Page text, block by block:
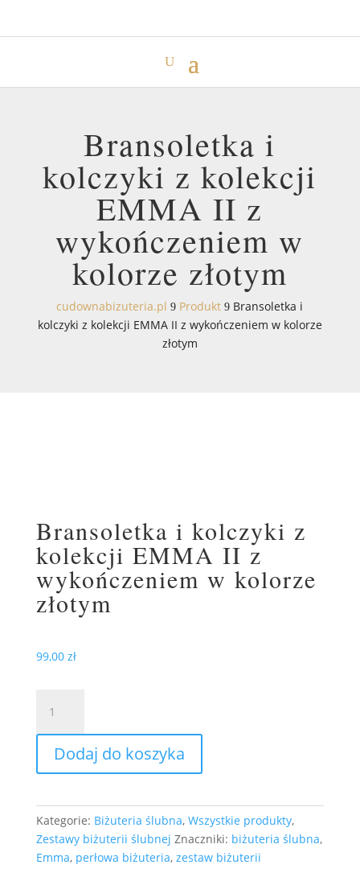
Bransoletka i
kolczyki z kolekcji
EMMA II z
wykończeniem w
kolorze złotym
cudownabizuteria.pl 9 Produkt 9 Bransoletka i
kolczyki z kolekcji EMMA II z wykończeniem w kolorze
złotym
Bransoletka i kolczyki z
kolekcji EMMA II z
wykończeniem w kolorze
złotym
99,00 zł
Bransoletka
i
kolczyki
z
EMMA
II
z
wykończeniem
Dodaj do koszyka
Kategorie: Biżuteria ślubna, Wszystkie produkty,
Zestawy biżuterii ślubnej Znaczniki: biżuteria ślubna,
Emma, perłowa biżuteria, zestaw biżuterii